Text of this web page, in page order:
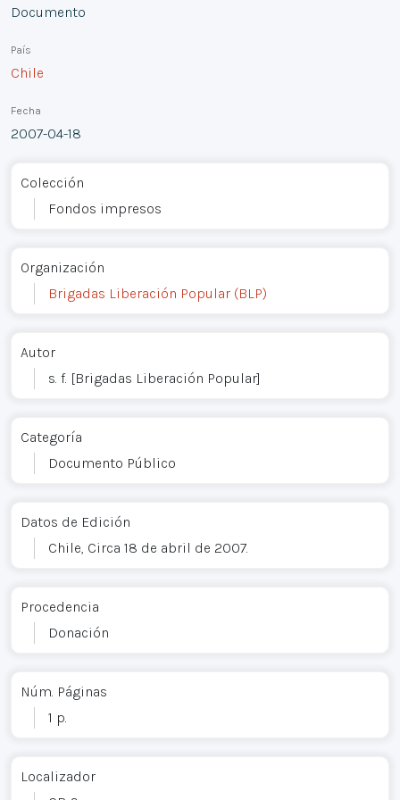
Documento
País
Chile
Fecha
2007-04-18
Colección
Fondos impresos
Organización
Brigadas Liberación Popular (BLP)
Autor
s. f. [Brigadas Liberación Popular]
Categoría
Documento Público
Datos de Edición
Chile, Circa 18 de abril de 2007.
Procedencia
Donación
Núm. Páginas
1 p.
Localizador